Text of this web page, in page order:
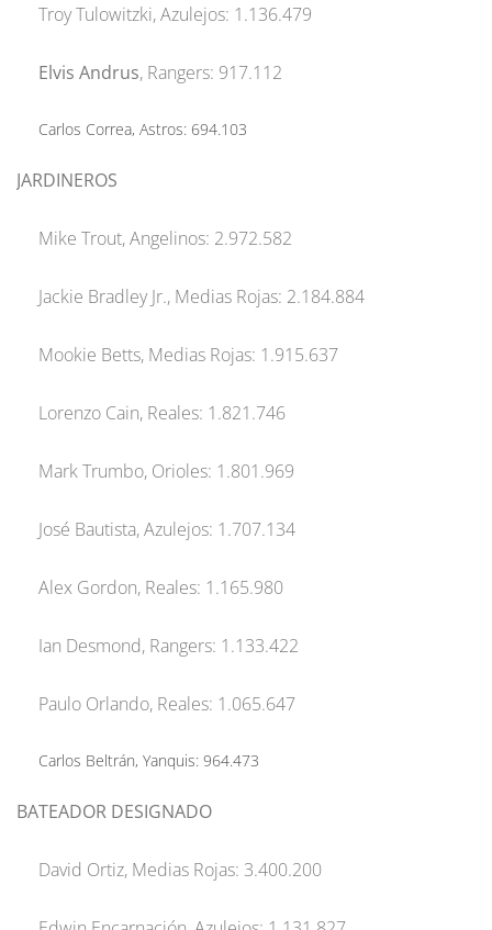
Troy Tulowitzki, Azulejos: 1.136.479
Elvis Andrus, Rangers: 917.112
Carlos Correa, Astros: 694.103
JARDINEROS
Mike Trout, Angelinos: 2.972.582
Jackie Bradley Jr., Medias Rojas: 2.184.884
Mookie Betts, Medias Rojas: 1.915.637
Lorenzo Cain, Reales: 1.821.746
Mark Trumbo, Orioles: 1.801.969
José Bautista, Azulejos: 1.707.134
Alex Gordon, Reales: 1.165.980
Ian Desmond, Rangers: 1.133.422
Paulo Orlando, Reales: 1.065.647
Carlos Beltrán, Yanquis: 964.473
BATEADOR DESIGNADO
David Ortiz, Medias Rojas: 3.400.200